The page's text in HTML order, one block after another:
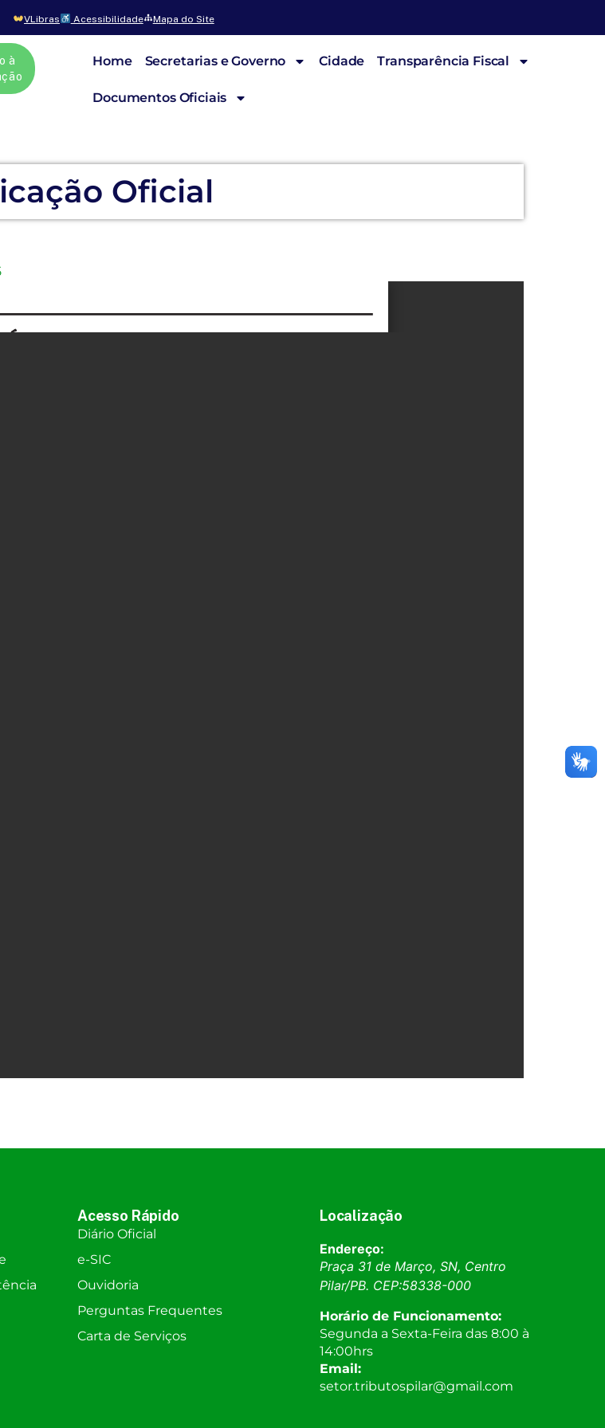
VLibras Acessibilidade Mapa do Site
à
Home Secretarias e Governo Cidade Transparência Fiscal
Documentos Oficiais
Oficial
Acesso Rápido
Diário Oficial
e-SIC
Ouvidoria
Perguntas Frequentes
Carta de Serviços
Localização
Endereço:
Praça 31 de Março, SN, Centro
Pilar/PB. CEP:58338-000
Horário de Funcionamento:
Segunda a Sexta-Feira das 8:00 à
14:00hrs
Email:
setor.tributospilar@gmail.com